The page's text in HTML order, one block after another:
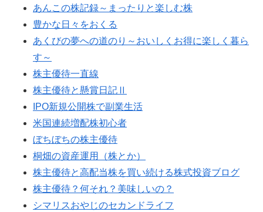
あんこの株記録～まったりと楽しむ株
豊かな日々をおくる
あくびの夢への道のり～おいしくお得に楽しく暮ら
す～
株主優待一直線
株主優待と懸賞日記Ⅱ
IPO新規公開株で副業生活
米国連続増配株初心者
ぼちぼちの株主優待
桐畑の資産運用（株とか）
株主優待と高配当株を買い続ける株式投資ブログ
株主優待？何それ？美味しいの？
シマリスおやじのセカンドライフ